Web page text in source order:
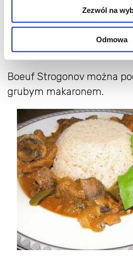
Zezwól na
Odmowa
zagęścić mąką, jeżeli jest
reguły nie robię tego -
więcej cebuli, która
gęsty sos.
Boeuf Strogonov można
grubym makaronem.